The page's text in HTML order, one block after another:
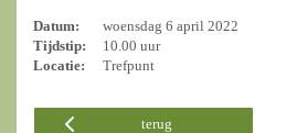
Datum:
woensdag 6 april 2022
Tijdstip:
10.00 uur
Locatie:
Trefpunt
terug